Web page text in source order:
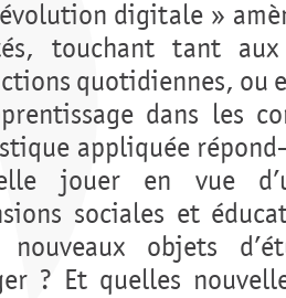
digitale »
touchant tant aux
quotidiennes, ou
dans les
appliquée
jouer en vue
sociales et
nouveaux objets
? Et quelles